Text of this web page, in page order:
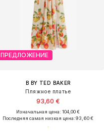
ПРЕДЛОЖЕНИЕ
B BY TED BAKER
Пляжное платье
93,60 €
Изначальная цена: 104,00 €
Последняя самая низкая цена:93,60 €